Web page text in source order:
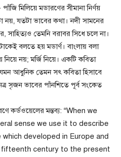
মিলিয়ে মডারণের সীমানা নির্ণয়
যতটা ভাবের কথা। নদী সামনের
তেমনি বরাবর সিধে চলে না।
বলতে হয় মডার্ণ। বাংলায় বলা
নয়; মর্জি নিয়ে। একটি কবিতা
আধুনিক তেমন সৎ কবিতা হিসাবে
সৃজন ভাবের পাঁনশিতে পূর্ব সংকেত
কর্ডওয়েলের মন্তব্য: “When we
sense we use it to describe
developed in Europe and
century to the present